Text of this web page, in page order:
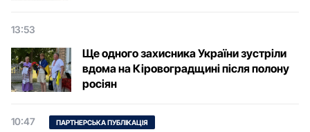
13:53
Ще одного захисника України зустріли
вдома на Кіровоградщині після полону
росіян
10:47 ПАРТНЕРСЬКА ПУБЛІКАЦІЯ